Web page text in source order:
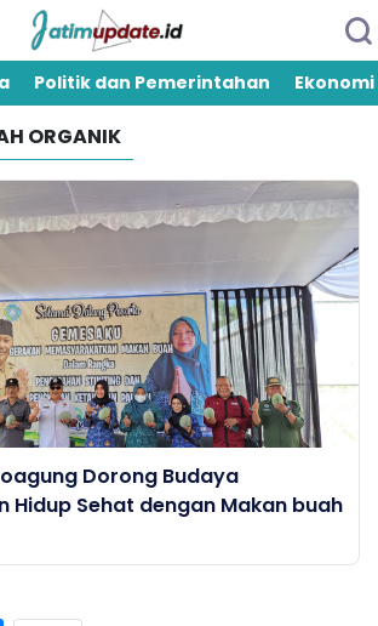
Politik dan Pemerintahan Ekonomi
ORGANIK
Dorong Budaya
Hidup Sehat dengan Makan buah